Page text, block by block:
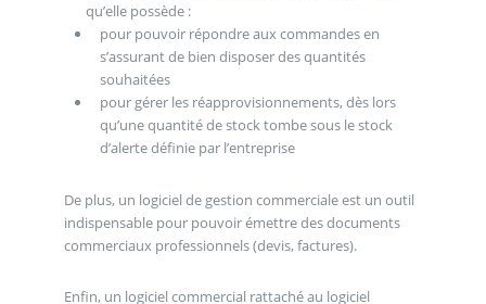
qu’elle possède :
pour pouvoir répondre aux commandes en
s’assurant de bien disposer des quantités
souhaitées
pour gérer les réapprovisionnements, dès lors
qu’une quantité de stock tombe sous le stock
d’alerte définie par l’entreprise
De plus, un logiciel de gestion commerciale est un outil
indispensable pour pouvoir émettre des documents
commerciaux professionnels (devis, factures).
Enfin, un logiciel commercial rattaché au logiciel